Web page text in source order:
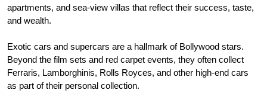
apartments, and sea-view villas that reflect their success, taste,
and wealth.
Exotic cars and supercars are a hallmark of Bollywood stars.
Beyond the film sets and red carpet events, they often collect
Ferraris, Lamborghinis, Rolls Royces, and other high-end cars
as part of their personal collection.